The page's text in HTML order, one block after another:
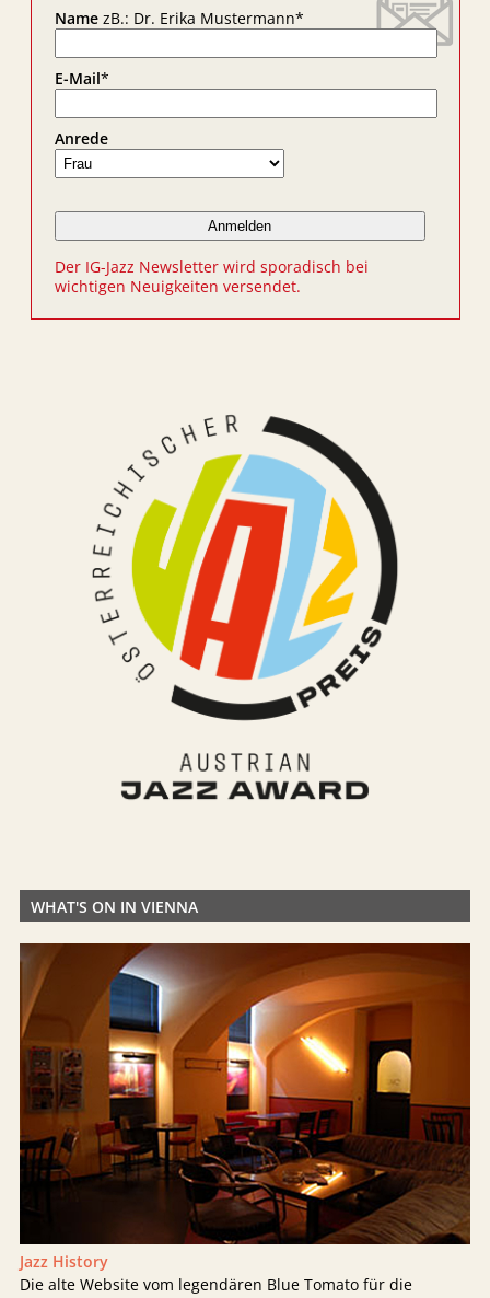
NamezB.: Dr. Erika Mustermann*
E-Mail*
Anrede
Der IG-Jazz Newsletter wird sporadisch bei
wichtigen Neuigkeiten versendet.
WHAT'S ON IN VIENNA
Jazz History
Die alte Website vom legendären Blue Tomato für die